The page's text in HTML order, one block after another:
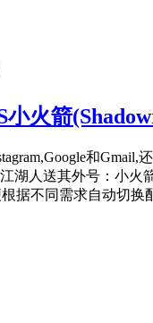
火箭
和
湖人送其外号：小
据不同需求自动切换